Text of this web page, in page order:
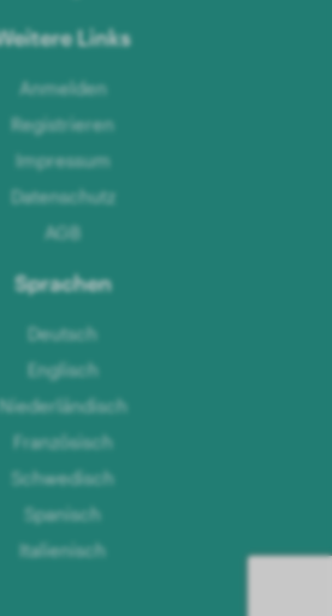
Links
Anmelden
Registrieren
Impressum
Datenschutz
AGB
Sprachen
Deutsch
Englisch
Niederländisch
Französisch
Schwedisch
Spanisch
Italienisch